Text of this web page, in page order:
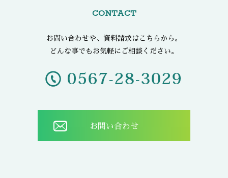
CONTACT
お問い合わせや、資料請求はこちらから。
どんな事でもお気軽にご相談ください。
お問い合わせ